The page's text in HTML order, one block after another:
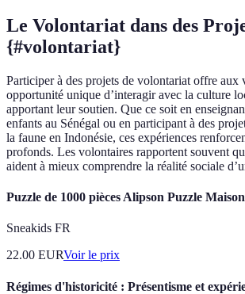
Le Volontariat dans des
{#volontariat}
Participer à des projets de volontariat offre aux
opportunité unique d’interagir avec la culture
apportant leur soutien. Que ce soit en
enfants au Sénégal ou en participant à des
la faune en Indonésie, ces expériences
profonds. Les volontaires rapportent souvent
aident à mieux comprendre la réalité sociale
Puzzle de 1000 pièces Alipson Puzzle
Sneakids FR
22.00 EURVoir le prix
Régimes d'historicité : Présentisme et